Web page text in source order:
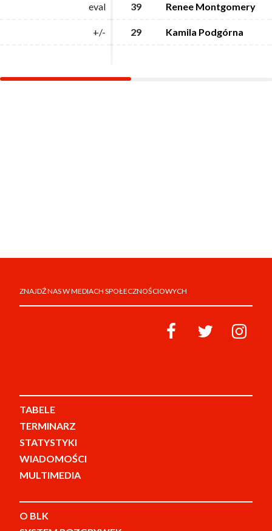
eval 39 Renee Montgomery
+/- 29 Kamila Podgórna
eval 39 Renee Montgomery
+/- 29 Kamila Podgórna
ZNAJDŹ NAS W MEDIACH SPOŁECZNOŚCIOWYCH
TABELE
TERMINARZ
STATYSTYKI
WIADOMOŚCI
MULTIMEDIA
O BLK